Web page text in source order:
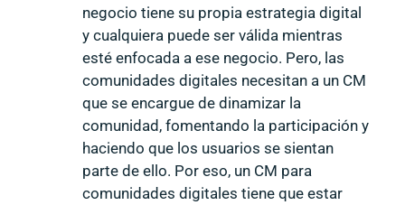
negocio tiene su propia estrategia digital
y cualquiera puede ser válida mientras
esté enfocada a ese negocio. Pero, las
comunidades digitales necesitan a un CM
que se encargue de dinamizar la
comunidad, fomentando la participación y
haciendo que los usuarios se sientan
parte de ello. Por eso, un CM para
comunidades digitales tiene que estar